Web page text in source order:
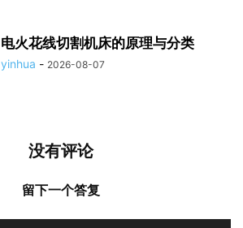
电火花线切割机床的原理与分类
yinhua - 2026-08-07
没有评论
留下一个答复